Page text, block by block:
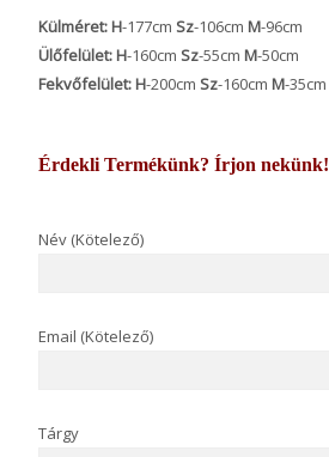
Külméret:H-177cmSz-106cmM-96cm
Ülőfelület:H-160cmSz-55cmM-50cm
Fekvőfelület:H-200cmSz-160cmM-35cm
Érdekli Termékünk? Írjon nekünk!
Név (Kötelező)
Email (Kötelező)
Tárgy